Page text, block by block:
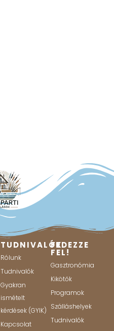
TUDNIVALÓK
Rólunk
Tudnivalók
Gyakran
ismételt
kérdések (GYIK)
Kapcsolat
FEDEZZE
FEL!
Gasztronómia
Kikötők
Programok
Szálláshelyek
Tudnivalók